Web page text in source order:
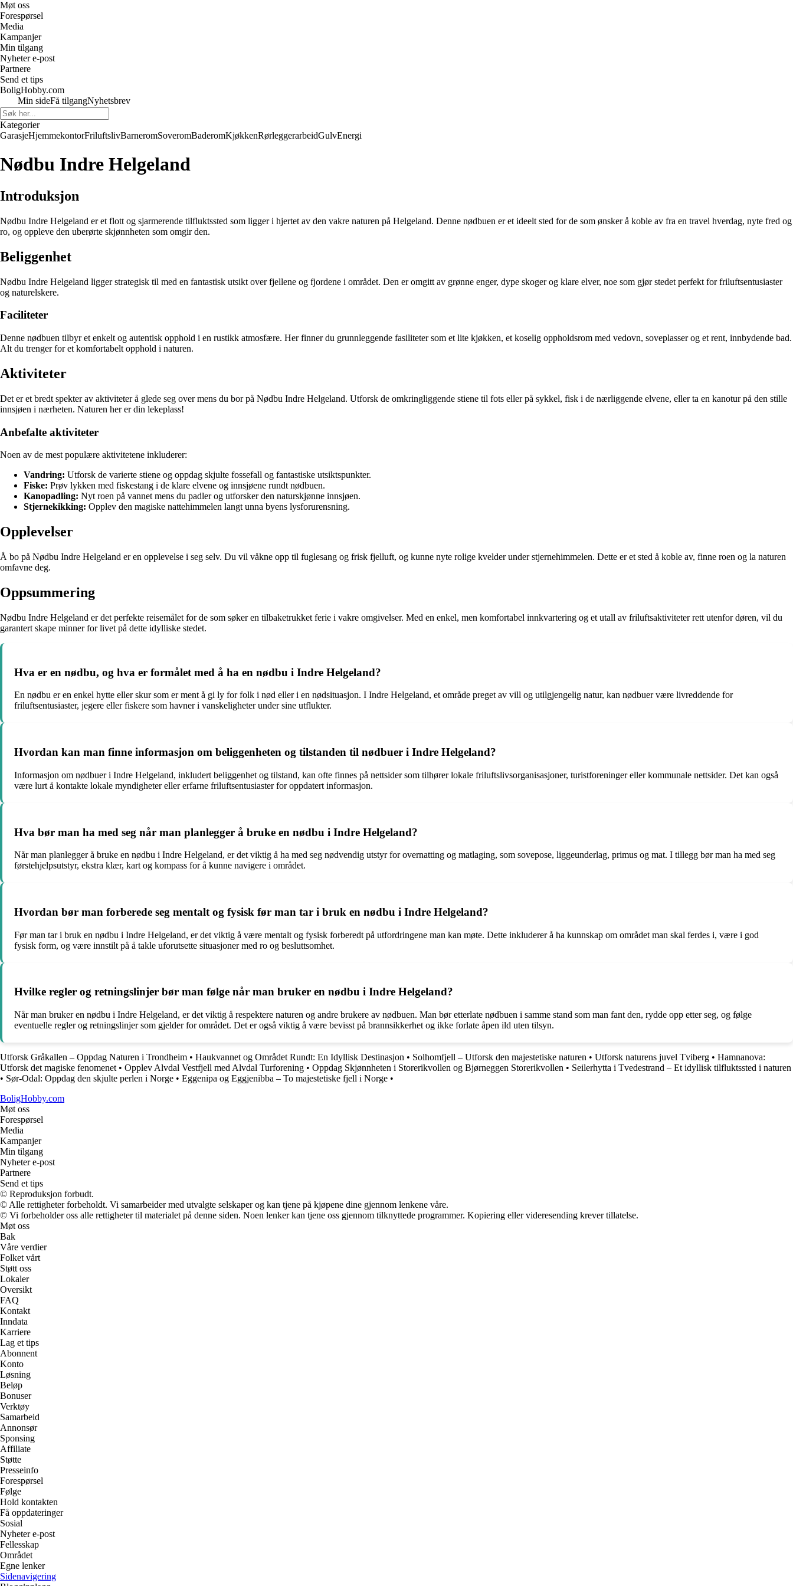
Møt oss
Forespørsel
Media
Kampanjer
Min tilgang
Nyheter e-post
Partnere
Send et tips
BoligHobby.com
Min sideFå tilgangNyhetsbrev
Kategorier
GarasjeHjemmekontorFriluftslivBarneromSoveromBaderomKjøkkenRørleggerarbeidGulvEnergi
Nødbu Indre Helgeland
Introduksjon
Nødbu Indre Helgeland er et flott og sjarmerende tilfluktssted som ligger i hjertet av den vakre naturen på Helgeland. Denne nødbuen er et ideelt sted for de som ønsker å koble av fra en travel hverdag, nyte fred og
ro, og oppleve den uberørte skjønnheten som omgir den.
Beliggenhet
Nødbu Indre Helgeland ligger strategisk til med en fantastisk utsikt over fjellene og fjordene i området. Den er omgitt av grønne enger, dype skoger og klare elver, noe som gjør stedet perfekt for friluftsentusiaster
og naturelskere.
Faciliteter
Denne nødbuen tilbyr et enkelt og autentisk opphold i en rustikk atmosfære. Her finner du grunnleggende fasiliteter som et lite kjøkken, et koselig oppholdsrom med vedovn, soveplasser og et rent, innbydende bad.
Alt du trenger for et komfortabelt opphold i naturen.
Aktiviteter
Det er et bredt spekter av aktiviteter å glede seg over mens du bor på Nødbu Indre Helgeland. Utforsk de omkringliggende stiene til fots eller på sykkel, fisk i de nærliggende elvene, eller ta en kanotur på den stille
innsjøen i nærheten. Naturen her er din lekeplass!
Anbefalte aktiviteter
Noen av de mest populære aktivitetene inkluderer:
Vandring: Utforsk de varierte stiene og oppdag skjulte fossefall og fantastiske utsiktspunkter.
Fiske: Prøv lykken med fiskestang i de klare elvene og innsjøene rundt nødbuen.
Kanopadling: Nyt roen på vannet mens du padler og utforsker den naturskjønne innsjøen.
Stjernekikking: Opplev den magiske nattehimmelen langt unna byens lysforurensning.
Opplevelser
Å bo på Nødbu Indre Helgeland er en opplevelse i seg selv. Du vil våkne opp til fuglesang og frisk fjelluft, og kunne nyte rolige kvelder under stjernehimmelen. Dette er et sted å koble av, finne roen og la naturen
omfavne deg.
Oppsummering
Nødbu Indre Helgeland er det perfekte reisemålet for de som søker en tilbaketrukket ferie i vakre omgivelser. Med en enkel, men komfortabel innkvartering og et utall av friluftsaktiviteter rett utenfor døren, vil du
garantert skape minner for livet på dette idylliske stedet.
Hva er en nødbu, og hva er formålet med å ha en nødbu i Indre Helgeland?
En nødbu er en enkel hytte eller skur som er ment å gi ly for folk i nød eller i en nødsituasjon. I Indre Helgeland, et område preget av vill og utilgjengelig natur, kan nødbuer være livreddende for
friluftsentusiaster, jegere eller fiskere som havner i vanskeligheter under sine utflukter.
Hvordan kan man finne informasjon om beliggenheten og tilstanden til nødbuer i Indre Helgeland?
Informasjon om nødbuer i Indre Helgeland, inkludert beliggenhet og tilstand, kan ofte finnes på nettsider som tilhører lokale friluftslivsorganisasjoner, turistforeninger eller kommunale nettsider. Det kan også
være lurt å kontakte lokale myndigheter eller erfarne friluftsentusiaster for oppdatert informasjon.
Hva bør man ha med seg når man planlegger å bruke en nødbu i Indre Helgeland?
Når man planlegger å bruke en nødbu i Indre Helgeland, er det viktig å ha med seg nødvendig utstyr for overnatting og matlaging, som sovepose, liggeunderlag, primus og mat. I tillegg bør man ha med seg
førstehjelpsutstyr, ekstra klær, kart og kompass for å kunne navigere i området.
Hvordan bør man forberede seg mentalt og fysisk før man tar i bruk en nødbu i Indre Helgeland?
Før man tar i bruk en nødbu i Indre Helgeland, er det viktig å være mentalt og fysisk forberedt på utfordringene man kan møte. Dette inkluderer å ha kunnskap om området man skal ferdes i, være i god
fysisk form, og være innstilt på å takle uforutsette situasjoner med ro og besluttsomhet.
Hvilke regler og retningslinjer bør man følge når man bruker en nødbu i Indre Helgeland?
Når man bruker en nødbu i Indre Helgeland, er det viktig å respektere naturen og andre brukere av nødbuen. Man bør etterlate nødbuen i samme stand som man fant den, rydde opp etter seg, og følge
eventuelle regler og retningslinjer som gjelder for området. Det er også viktig å være bevisst på brannsikkerhet og ikke forlate åpen ild uten tilsyn.
Utforsk Gråkallen – Oppdag Naturen i Trondheim • Haukvannet og Området Rundt: En Idyllisk Destinasjon • Solhomfjell – Utforsk den majestetiske naturen • Utforsk naturens juvel Tviberg • Hamnanova:
Utforsk det magiske fenomenet • Opplev Alvdal Vestfjell med Alvdal Turforening • Oppdag Skjønnheten i Storerikvollen og Bjørneggen Storerikvollen • Seilerhytta i Tvedestrand – Et idyllisk tilfluktssted i naturen
• Sør-Odal: Oppdag den skjulte perlen i Norge • Eggenipa og Eggjenibba – To majestetiske fjell i Norge •
BoligHobby.com
Møt oss
Forespørsel
Media
Kampanjer
Min tilgang
Nyheter e-post
Partnere
Send et tips
© Reproduksjon forbudt.
© Alle rettigheter forbeholdt. Vi samarbeider med utvalgte selskaper og kan tjene på kjøpene dine gjennom lenkene våre.
© Vi forbeholder oss alle rettigheter til materialet på denne siden. Noen lenker kan tjene oss gjennom tilknyttede programmer. Kopiering eller videresending krever tillatelse.
Møt oss
Bak
Våre verdier
Folket vårt
Støtt oss
Lokaler
Oversikt
FAQ
Kontakt
Inndata
Karriere
Lag et tips
Abonnent
Konto
Løsning
Beløp
Bonuser
Verktøy
Samarbeid
Annonsør
Sponsing
Affiliate
Støtte
Presseinfo
Forespørsel
Følge
Hold kontakten
Få oppdateringer
Sosial
Nyheter e-post
Fellesskap
Området
Egne lenker
Sidenavigering